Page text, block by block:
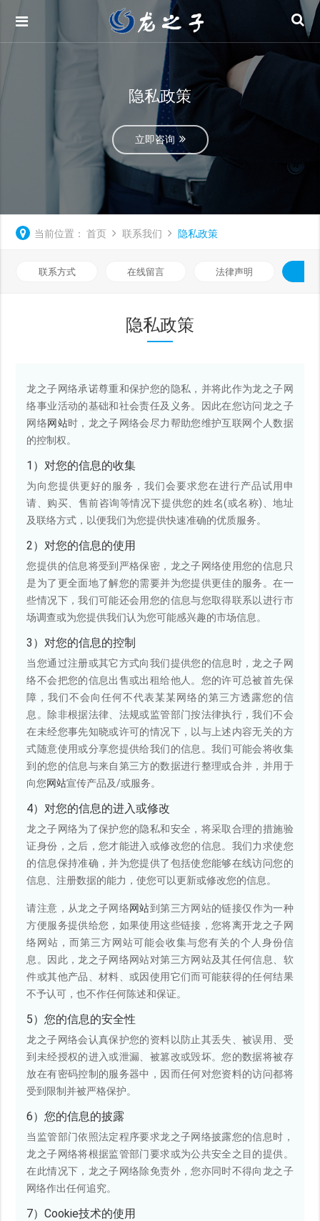
隐私政策
立即咨询
当前位置： 首页 联系我们 隐私政策
联系方式 在线留言 法律声明
隐私政策
龙之子网络承诺尊重和保护您的隐私，并将此作为龙之子网
络事业活动的基础和社会责任及义务。因此在您访问龙之子
网络网站时，龙之子网络会尽力帮助您维护互联网个人数据
的控制权。
1）对您的信息的收集
为向您提供更好的服务，我们会要求您在进行产品试用申
请、购买、售前咨询等情况下提供您的姓名(或名称)、地址
及联络方式，以便我们为您提供快速准确的优质服务。
2）对您的信息的使用
您提供的信息将受到严格保密，龙之子网络使用您的信息只
是为了更全面地了解您的需要并为您提供更佳的服务。在一
些情况下，我们可能还会用您的信息与您取得联系以进行市
场调查或为您提供我们认为您可能感兴趣的市场信息。
3）对您的信息的控制
当您通过注册或其它方式向我们提供您的信息时，龙之子网
络不会把您的信息出售或出租给他人。您的许可总被首先保
障，我们不会向任何不代表某某网络的第三方透露您的信
息。除非根据法律、法规或监管部门按法律执行，我们不会
在未经您事先知晓或许可的情况下，以与上述内容无关的方
式随意使用或分享您提供给我们的信息。我们可能会将收集
到的您的信息与来自第三方的数据进行整理或合并，并用于
向您网站宣传产品及/或服务。
4）对您的信息的进入或修改
龙之子网络为了保护您的隐私和安全，将采取合理的措施验
证身份，之后，您才能进入或修改您的信息。我们力求使您
的信息保持准确，并为您提供了包括使您能够在线访问您的
信息、注册数据的能力，使您可以更新或修改您的信息。
请注意，从龙之子网络网站到第三方网站的链接仅作为一种
方便服务提供给您，如果使用这些链接，您将离开龙之子网
络网站，而第三方网站可能会收集与您有关的个人身份信
息。因此，龙之子网络网站对第三方网站及其任何信息、软
件或其他产品、材料、或因使用它们而可能获得的任何结果
不予认可，也不作任何陈述和保证。
5）您的信息的安全性
龙之子网络会认真保护您的资料以防止其丢失、被误用、受
到未经授权的进入或泄漏、被篡改或毁坏。您的数据将被存
放在有密码控制的服务器中，因而任何对您资料的访问都将
受到限制并被严格保护。
6）您的信息的披露
当监管部门依照法定程序要求龙之子网络披露您的信息时，
龙之子网络将根据监管部门要求或为公共安全之目的提供。
在此情况下，龙之子网络除免责外，您亦同时不得向龙之子
网络作出任何追究。
7）Cookie技术的使用